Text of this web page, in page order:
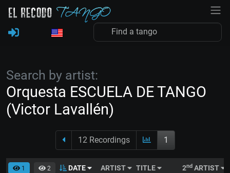
Search by artist:
Orquesta ESCUELA DE TANGO
(Victor Lavallén)
12 Recordings 1
1 2 DATE ARTIST TITLE 2nd ARTIST